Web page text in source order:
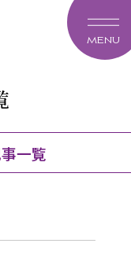
MENU
一覧